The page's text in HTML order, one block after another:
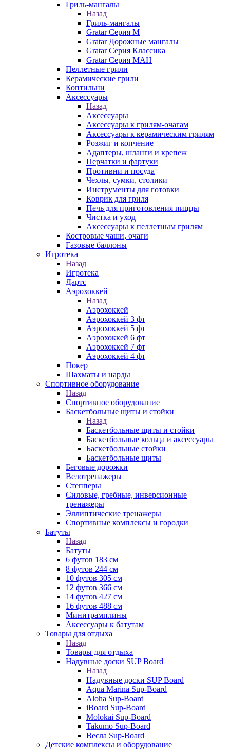
Гриль-мангалы
Назад
Гриль-мангалы
Gratar Серия M
Gratar Дорожные мангалы
Gratar Серия Классика
Gratar Серия МАН
Пеллетные грили
Керамические грили
Коптильни
Аксессуары
Назад
Аксессуары
Аксессуары к грилям-очагам
Аксессуары к керамическим грилям
Розжиг и копчение
Адаптеры, шланги и крепеж
Перчатки и фартуки
Противни и посуда
Чехлы, сумки, столики
Инструменты для готовки
Коврик для гриля
Печь для приготовления пиццы
Чистка и уход
Аксессуары к пеллетным грилям
Костровые чаши, очаги
Газовые баллоны
Игротека
Назад
Игротека
Дартс
Аэрохоккей
Назад
Аэрохоккей
Аэрохоккей 3 фт
Аэрохоккей 5 фт
Аэрохоккей 6 фт
Аэрохоккей 7 фт
Аэрохоккей 4 фт
Покер
Шахматы и нарды
Спортивное оборудование
Назад
Спортивное оборудование
Баскетбольные щиты и стойки
Назад
Баскетбольные щиты и стойки
Баскетбольные кольца и аксессуары
Баскетбольные стойки
Баскетбольные щиты
Беговые дорожки
Велотренажеры
Степперы
Силовые, гребные, инверсионные
тренажеры
Эллиптические тренажеры
Спортивные комплексы и городки
Батуты
Назад
Батуты
6 футов 183 см
8 футов 244 см
10 футов 305 см
12 футов 366 см
14 футов 427 см
16 футов 488 см
Минитрамплины
Аксессуары к батутам
Товары для отдыха
Назад
Товары для отдыха
Надувные доски SUP Board
Назад
Надувные доски SUP Board
Aqua Marina Sup-Board
Aloha Sup-Board
iBoard Sup-Board
Molokai Sup-Board
Takumo Sup-Board
Весла Sup-Board
Детские комплексы и оборудование